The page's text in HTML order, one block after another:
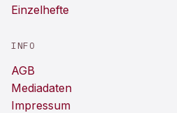
Einzelhefte
INFO
AGB
Mediadaten
Impressum